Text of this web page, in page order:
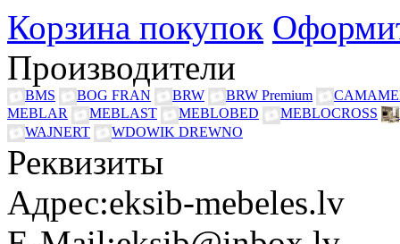
Корзина покупок
Производители
BMS BOG FRAN BRW BRW Premium
MEBLAR
MEBLAST MEBLOBED MEBLOCROSS
WAJNERT
WDOWIK DREWNO
Реквизиты
Адрес:eksib-mebeles.lv